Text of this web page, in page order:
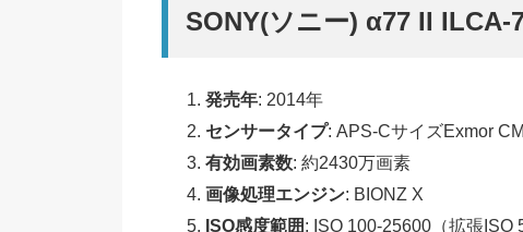
SONY(ソニー) α77 II ILCA-
発売年: 2014年
センサータイプ: APS-CサイズExmor
有効画素数: 約2430万画素
画像処理エンジン: BIONZ X
ISO感度範囲: ISO 100-25600（拡張ISO